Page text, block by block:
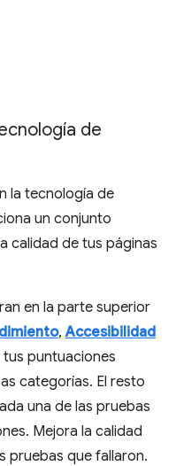
de
la tecnología de
un conjunto
calidad de tus páginas
en la parte superior
,Accesibilidad
puntuaciones
categorías. El resto
una de las pruebas
Mejora la calidad
pruebas que fallaron.